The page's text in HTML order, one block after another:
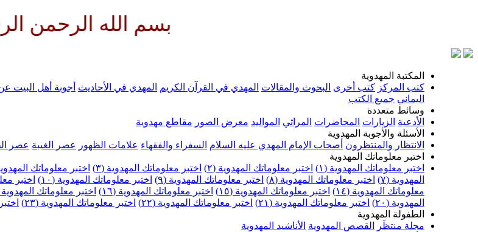
بسم الله الرحمن الرحيم
المكتبة المهدوية
كتب المركز كتب أخرى البحوث والمقالات المهدي في القرآن الكريم المهدي في الأحاديث أجوبة أهل البيت
اليماني جميع الكتب
وسائط متعددة
الأدعية الزيارات المحاضرات المراثي المواليد معرض الصور مقاطع مهدوية
الأسئلة والأجوبة المهدوية
الانتظار والمنتظرون أصحاب الإمام المهدي عليه السلام السفراء والفقهاء علامات الظهور عصر الغيبة عصر
اختبر معلوماتك المهدوية
اختبر معلوماتك المهدوية (١)
اختبر معلوماتك المهدوية (٢) اختبر معلوماتك المهدوية (٣) اختبر معلوماتك
المهدوية (٧)
اختبر معلوماتك المهدوية (٨) اختبر معلوماتك المهدوية (٩) اختبر معلوماتك المهدوية (١٠) اختبر
معلوماتك المهدوية (١٤)
اختبر معلوماتك المهدوية (١٥) اختبر معلوماتك المهدوية (١٦) اختبر معلوماتك المهدوية
المهدوية (٢٠)
اختبر معلوماتك المهدوية (٢١) اختبر معلوماتك المهدوية (٢٢) اختبر معلوماتك المهدوية (٢٣)
الطفولة المهدوية
مجلة منتظَر
القصص المهدوية الأناشيد المهدوية